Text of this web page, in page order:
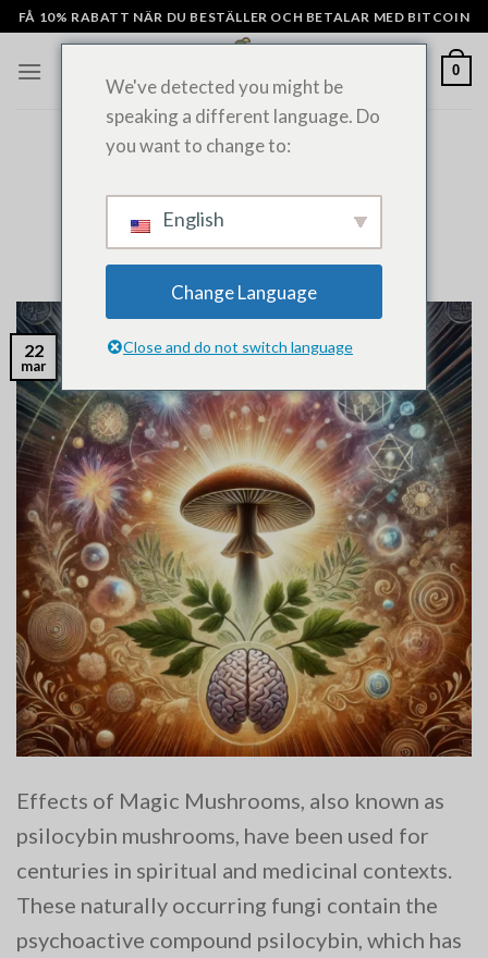
Hoppa
till
innehåll
FÅ 10% RABATT NÄR DU BESTÄLLER OCH BETALAR MED BITCOIN
0
ALLMÄNNA NYHETER
omfattande guide
PUBLICERAT PÅMARS 22, 2022AVADMIN
22
mar
Effects of Magic Mushrooms, also known as
psilocybin mushrooms, have been used for
centuries in spiritual and medicinal contexts.
These naturally occurring fungi contain the
psychoactive compound psilocybin, which has
We've detected you might be
speaking a different language. Do
you want to change to:
English
Change Language
Close and do not switch language